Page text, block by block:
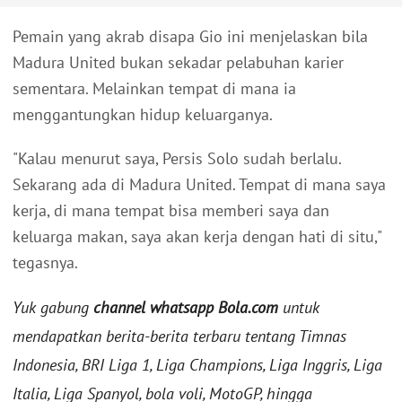
Pemain yang akrab disapa Gio ini menjelaskan bila
Madura United bukan sekadar pelabuhan karier
sementara. Melainkan tempat di mana ia
menggantungkan hidup keluarganya.
"Kalau menurut saya, Persis Solo sudah berlalu.
Sekarang ada di Madura United. Tempat di mana saya
kerja, di mana tempat bisa memberi saya dan
keluarga makan, saya akan kerja dengan hati di situ,"
tegasnya.
Yuk gabung channel whatsapp Bola.com untuk
mendapatkan berita-berita terbaru tentang Timnas
Indonesia, BRI Liga 1, Liga Champions, Liga Inggris, Liga
Italia, Liga Spanyol, bola voli, MotoGP, hingga